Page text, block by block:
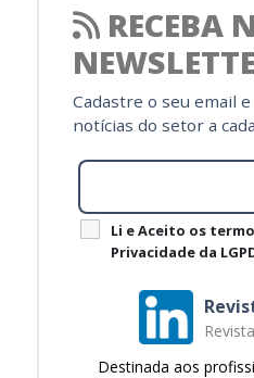
RECEBA
Cadastre o seu email
notícias do setor a
Li e Aceito os
Privacidade da
Destinada aos